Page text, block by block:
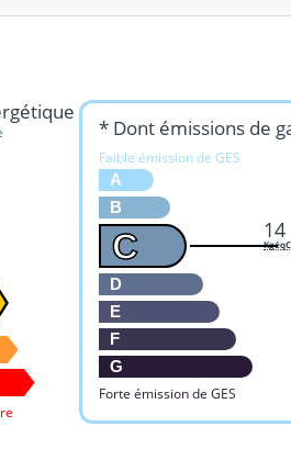
* Dont émissions de
Faible émission de GES
A
B
C
D
E
F
G
Forte émission de GES
14